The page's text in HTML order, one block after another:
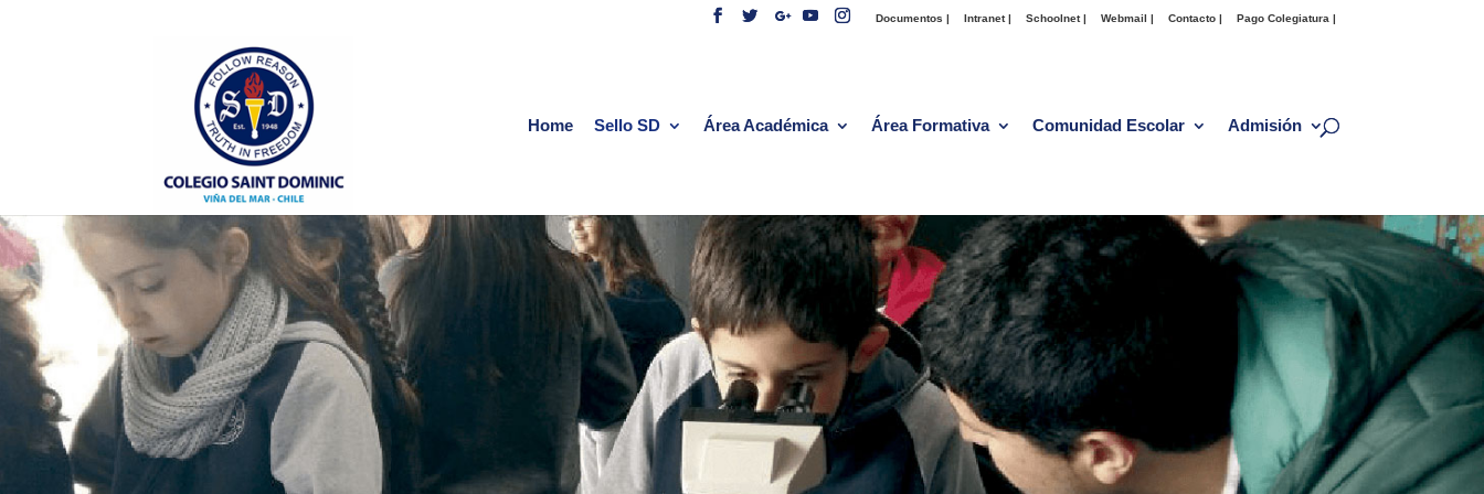
Documentos | Intranet | Schoolnet | Webmail | Contacto | Pago Colegiatura |
Home Sello SD Área Académica Área Formativa Comunidad Escolar Admisión